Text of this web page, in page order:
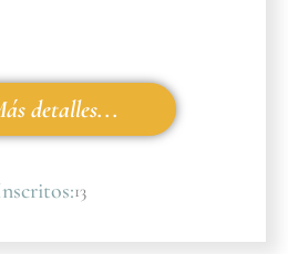
detalles...
13